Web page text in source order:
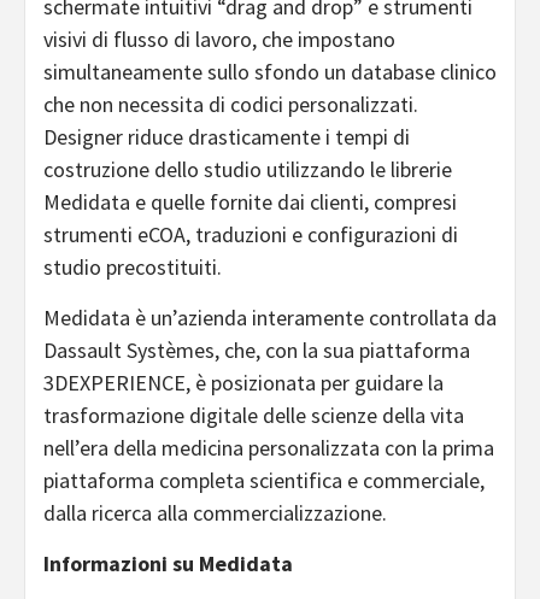
schermate intuitivi “drag and drop” e strumenti
visivi di flusso di lavoro, che impostano
simultaneamente sullo sfondo un database clinico
che non necessita di codici personalizzati.
Designer riduce drasticamente i tempi di
costruzione dello studio utilizzando le librerie
Medidata e quelle fornite dai clienti, compresi
strumenti eCOA, traduzioni e configurazioni di
studio precostituiti.
Medidata è un’azienda interamente controllata da
Dassault Systèmes, che, con la sua piattaforma
3DEXPERIENCE, è posizionata per guidare la
trasformazione digitale delle scienze della vita
nell’era della medicina personalizzata con la prima
piattaforma completa scientifica e commerciale,
dalla ricerca alla commercializzazione.
Informazioni su Medidata